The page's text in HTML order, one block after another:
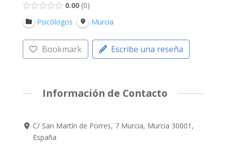
0.00 0
Psicólogos
Murcia
Bookmark Escribe una reseña
Información de Contacto
C/ San Martín de Porres, 7 Murcia, Murcia 30001,
España